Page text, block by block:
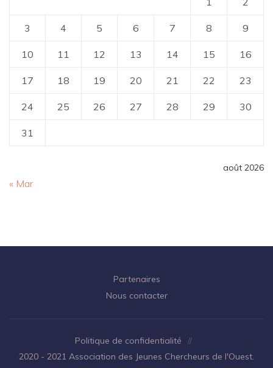
août 2026
3 4 5 6 7 8 9
10 11 12 13 14 15 16
17 18 19 20 21 22 23
24 25 26 27 28 29 30
31
« Mar
Partenaires
Nous contacter
Politique de confidentialité
//
2020 - 2021 Association des Jeunes Chercheurs de l'Ouest.